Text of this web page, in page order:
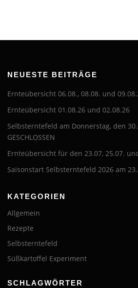
NEUESTE BEITRÄGE
Ernteübersicht 06.08., 08.08. und
Ernteübersicht 01.08.26 und 02.08.26
Selbsterntefeld am Donnerstag, den
GESCHLOSSEN
Ernteübersicht für den 23.07, 25.07.
Saisonstart Selbsterntefeld 2026 am
KATEGORIEN
Allgemein
Rezepte
Selbsterntefeld
Süßkartoffel Experiment
SCHLAGWÖRTER